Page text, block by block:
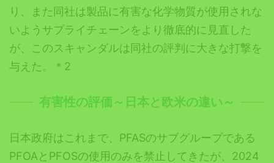
り、また同社は製品に有害な化学物質が使用されな
いようサプライチェーンをより徹底的に見直した
が、このスキャンダルは同社の評判に大きな打撃を
与えた。＊2
有害性の評価～日本と欧米の違い～
日本政府はこれまで、PFASのサブグループである
PFOAとPFOSの使用のみを禁止してきたが、2024